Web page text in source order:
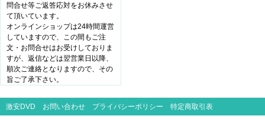
問合せ等ご返答応対をお休みさせ
て頂いています。
オンラインショップは24時間運営
していますので、この間もご注
文・お問合せはお受けしておりま
すが、返信などは翌営業日以降、
順次ご連絡となりますので、その
旨ご了承下さい。
激安DVD お問い合わせ プライバシーポリシー 特定商取引表